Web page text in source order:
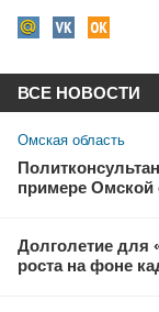
ВСЕ НОВОСТИ
Омская область
примере Омской
Долголетие для
роста на фоне